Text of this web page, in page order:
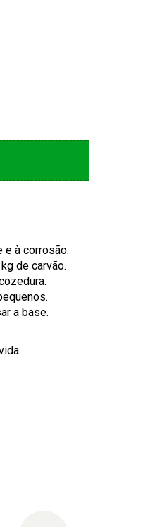
e à corrosão.
de carvão.
a base.